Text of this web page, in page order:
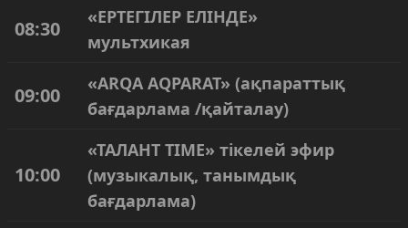
08:30
«ЕРТЕГІЛЕР ЕЛІНДЕ»
мультхикая
09:00
«ARQA AQPARAT» (ақпараттық
бағдарлама /қайталау)
10:00
«ТАЛАНТ TIME» тікелей эфир
(музыкалық, танымдық
бағдарлама)